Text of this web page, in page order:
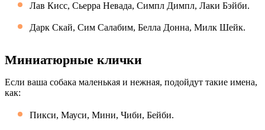
Лав Кисс, Сьерра Невада, Симпл Димпл, Лаки Бэйби.
Дарк Скай, Сим Салабим, Белла Донна, Милк Шейк.
Миниатюрные клички
Если ваша собака маленькая и нежная, подойдут такие имена,
как:
Пикси, Мауси, Мини, Чиби, Бейби.